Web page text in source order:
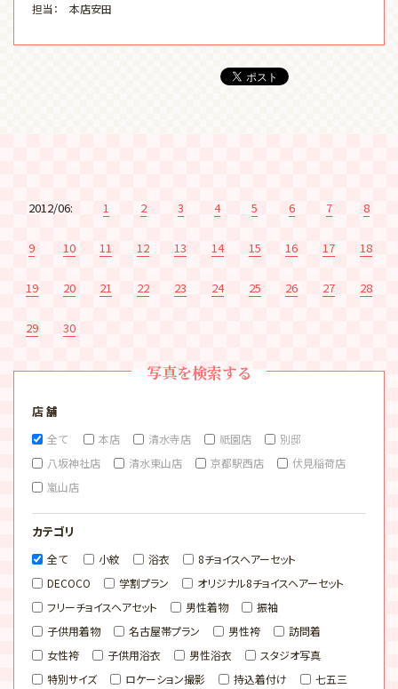
担当： 本店安田
2012/06: 1 2 3 4 5 6 7 8
9 10 11 12 13 14 15 16 17 18
19 20 21 22 23 24 25 26 27 28
29 30
写真を検索する
店 舗
全て 本店 清水寺店 祇園店
別邸
八坂神社店
清水東山店 京都駅西店
伏見稲荷店
嵐山店
カテゴリ
全て 小紋 浴衣
8チョイスヘアーセット
DECOCO
学割プラン
オリジナル8チョイスヘアーセット
フリーチョイスヘアセット
男性着物
振袖
子供用着物
名古屋帯プラン 男性袴
訪問着
女性袴
子供用浴衣 男性浴衣
スタジオ写真
特別サイズ
ロケーション撮影 持込着付け
七五三